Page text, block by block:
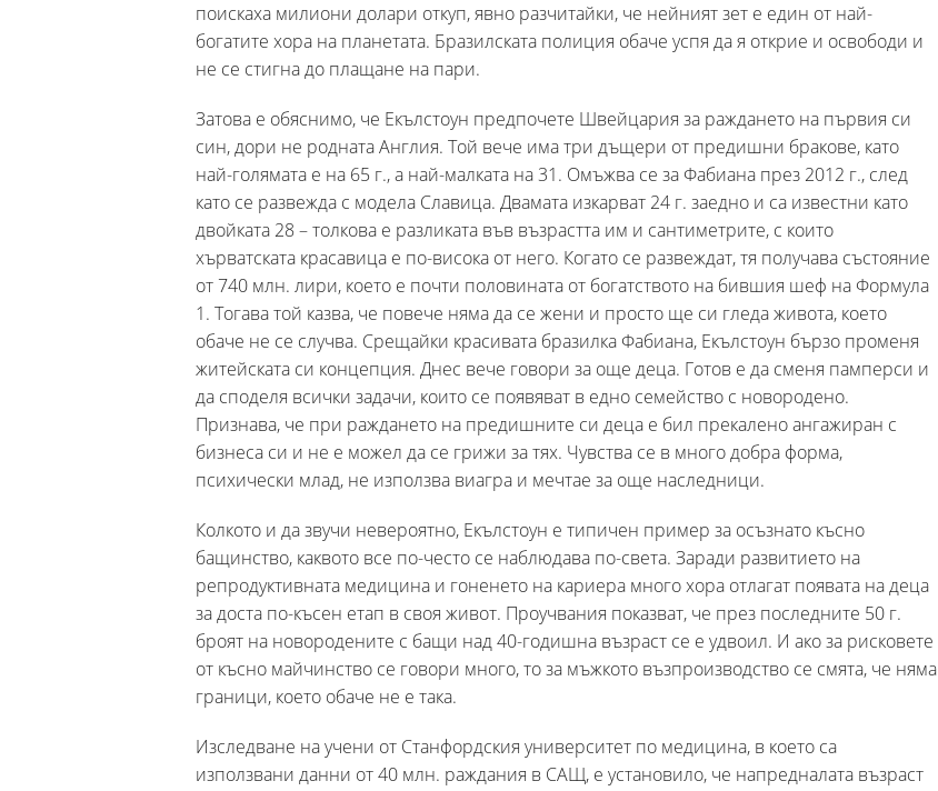
поискаха милиони долари откуп, явно разчитайки, че нейният зет е един от най-
богатите хора на планетата. Бразилската полиция обаче успя да я открие и освободи и
не се стигна до плащане на пари.
Затова е обяснимо, че Екълстоун предпочете Швейцария за раждането на първия си
син, дори не родната Англия. Той вече има три дъщери от предишни бракове, като
най-голямата е на 65 г., а най-малката на 31. Омъжва се за Фабиана през 2012 г., след
като се развежда с модела Славица. Двамата изкарват 24 г. заедно и са известни като
двойката 28 – толкова е разликата във възрастта им и сантиметрите, с които
хърватската красавица е по-висока от него. Когато се развеждат, тя получава състояние
от 740 млн. лири, което е почти половината от богатството на бившия шеф на Формула
1. Тогава той казва, че повече няма да се жени и просто ще си гледа живота, което
обаче не се случва. Срещайки красивата бразилка Фабиана, Екълстоун бързо променя
житейската си концепция. Днес вече говори за още деца. Готов е да сменя памперси и
да споделя всички задачи, които се появяват в едно семейство с новородено.
Признава, че при раждането на предишните си деца е бил прекалено ангажиран с
бизнеса си и не е можел да се грижи за тях. Чувства се в много добра форма,
психически млад, не използва виагра и мечтае за още наследници.
Колкото и да звучи невероятно, Екълстоун е типичен пример за осъзнато късно
бащинство, каквото все по-често се наблюдава по-света. Заради развитието на
репродуктивната медицина и гоненето на кариера много хора отлагат появата на деца
за доста по-късен етап в своя живот. Проучвания показват, че през последните 50 г.
броят на новородените с бащи над 40-годишна възраст се е удвоил. И ако за рисковете
от късно майчинство се говори много, то за мъжкото възпроизводство се смята, че няма
граници, което обаче не е така.
Изследване на учени от Станфордския университет по медицина, в което са
използвани данни от 40 млн. раждания в САЩ, е установило, че напредналата възраст